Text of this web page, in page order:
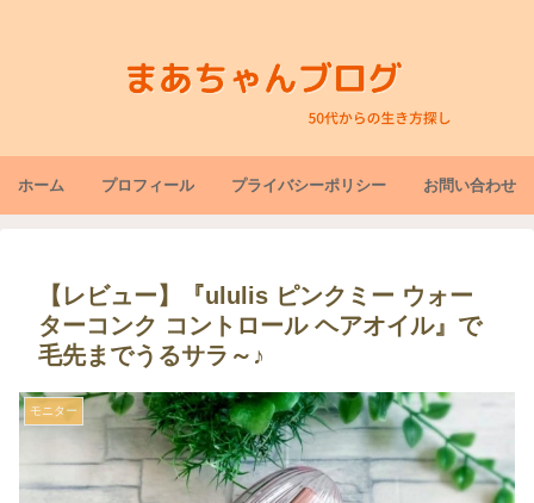
ホーム プロフィール プライバシーポリシー お問い合わせ
【レビュー】『ululis ピンクミー ウォー
ターコンク コントロール ヘアオイル』で
毛先までうるサラ～♪
モニター